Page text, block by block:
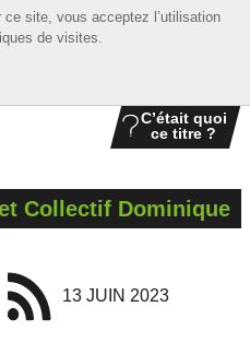
site, vous acceptez l’utilisation
de visites.
site, vous acceptez l’utilisation
de visites.
C’était quoi
ce titre ?
Collectif Dominique
13 JUIN 2023